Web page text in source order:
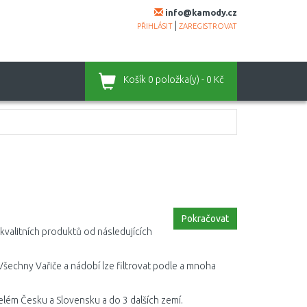
info@kamody.cz
PŘIHLÁSIT ZAREGISTROVAT
Košík 0 položka(y) - 0 Kč
Pokračovat
produktů od následujících
Vařiče a nádobí lze filtrovat podle a mnoha
Česku a Slovensku a do 3 dalších zemí.